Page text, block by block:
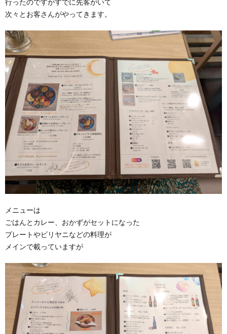
行ったのですがすでに先客がいて
次々とお客さんがやってきます。
メニューは
ごはんとカレー、おかずがセットになった
プレートやビリヤニなどの料理が
メインで載っていますが